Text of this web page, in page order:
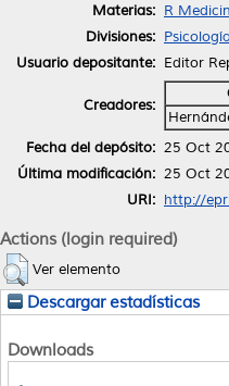
Materias: R
Divisiones: Psicología
Usuario depositante: Editor
Creadores:
Fecha del depósito: 25 Oct
Última modificación: 25 Oct
URI: http://
Actions (login required)
Ver elemento
Descargar estadísticas
Downloads